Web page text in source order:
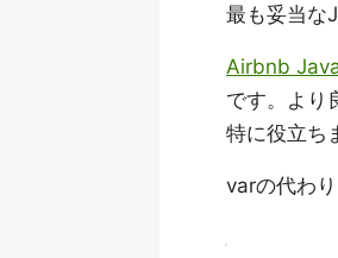
最も妥当な
Airbnb
です。より
特に役立ち
varの代わ